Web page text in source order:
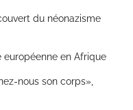
du néonazisme
européenne en Afrique
nous son corps»,